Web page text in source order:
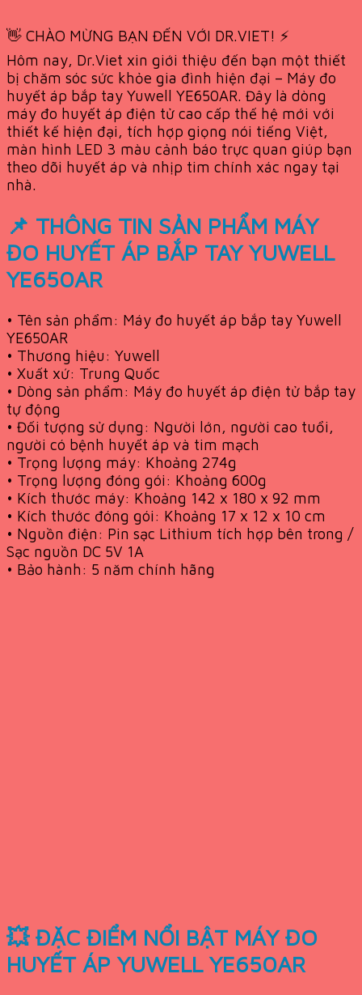
👋 CHÀO MỪNG BẠN ĐẾN VỚI DR.VIET! ⚡
Hôm nay, Dr.Viet xin giới thiệu đến bạn một thiết
bị chăm sóc sức khỏe gia đình hiện đại – Máy đo
huyết áp bắp tay Yuwell YE650AR. Đây là dòng
máy đo huyết áp điện tử cao cấp thế hệ mới với
thiết kế hiện đại, tích hợp giọng nói tiếng Việt,
màn hình LED 3 màu cảnh báo trực quan giúp bạn
theo dõi huyết áp và nhịp tim chính xác ngay tại
nhà.
📌 THÔNG TIN SẢN PHẨM MÁY
ĐO HUYẾT ÁP BẮP TAY YUWELL
YE650AR
• Tên sản phẩm: Máy đo huyết áp bắp tay Yuwell
YE650AR
• Thương hiệu: Yuwell
• Xuất xứ: Trung Quốc
• Dòng sản phẩm: Máy đo huyết áp điện tử bắp tay
tự động
• Đối tượng sử dụng: Người lớn, người cao tuổi,
người có bệnh huyết áp và tim mạch
• Trọng lượng máy: Khoảng 274g
• Trọng lượng đóng gói: Khoảng 600g
• Kích thước máy: Khoảng 142 x 180 x 92 mm
• Kích thước đóng gói: Khoảng 17 x 12 x 10 cm
• Nguồn điện: Pin sạc Lithium tích hợp bên trong /
Sạc nguồn DC 5V 1A
• Bảo hành: 5 năm chính hãng
💥 ĐẶC ĐIỂM NỔI BẬT MÁY ĐO
HUYẾT ÁP YUWELL YE650AR